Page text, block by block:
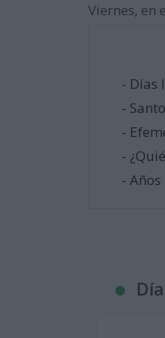
Viernes, en
- Días
-
-
-
-